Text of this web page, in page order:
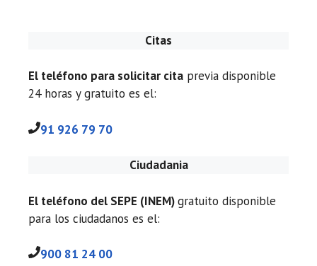
Citas
El teléfono para solicitar cita previa disponible
24 horas y gratuito es el:
91 926 79 70
Ciudadania
El teléfono del SEPE (INEM)gratuito disponible
para los ciudadanos es el:
900 81 24 00